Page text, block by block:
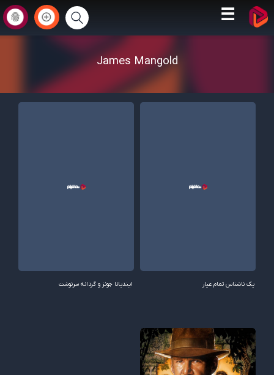
☰
James Mangold
یک ناشناس تمام عیار ایندیانا جونز و گردانه سرنوشت